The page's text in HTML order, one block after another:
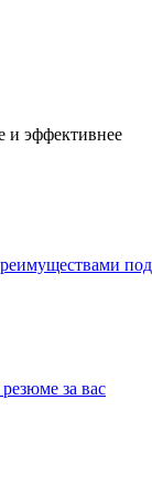
и эффективнее
за вас